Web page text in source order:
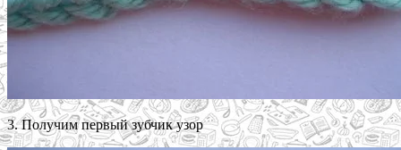
3. Получим первый зубчик узор